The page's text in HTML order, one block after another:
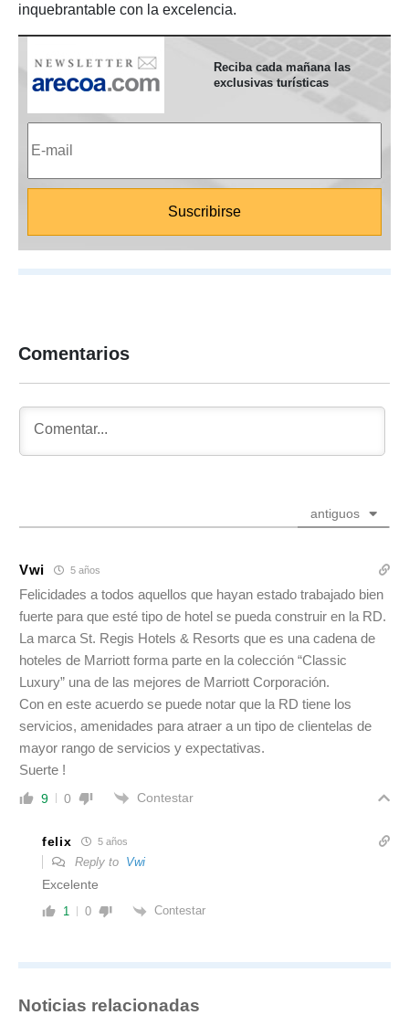
inquebrantable con la excelencia.
Reciba cada mañana las
exclusivas turísticas
Comentarios
antiguos
Vwi 5 años
Felicidades a todos aquellos que hayan estado trabajado bien
fuerte para que esté tipo de hotel se pueda construir en la RD.
La marca St. Regis Hotels & Resorts que es una cadena de
hoteles de Marriott forma parte en la colección “Classic
Luxury” una de las mejores de Marriott Corporación.
Con en este acuerdo se puede notar que la RD tiene los
servicios, amenidades para atraer a un tipo de clientelas de
mayor rango de servicios y expectativas.
Suerte !
9 0 Contestar
felix 5 años
Reply to Vwi
Excelente
1 0 Contestar
Noticias relacionadas